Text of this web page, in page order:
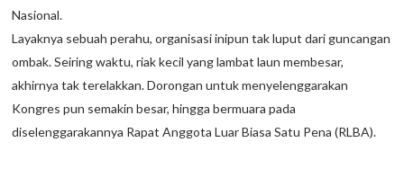
Nasional.
Layaknya sebuah perahu, organisasi inipun tak luput dari guncangan
ombak. Seiring waktu, riak kecil yang lambat laun membesar,
akhirnya tak terelakkan. Dorongan untuk menyelenggarakan
Kongres pun semakin besar, hingga bermuara pada
diselenggarakannya Rapat Anggota Luar Biasa Satu Pena (RLBA).